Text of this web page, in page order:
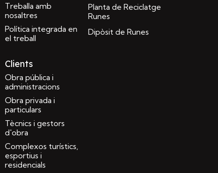
Treballa amb
nosaltres
Política integrada en
el treball
Planta de Reciclatge
Runes
Dipòsit de Runes
Clients
Obra pública i
administracions
Obra privada i
particulars
Tècnics i gestors
d'obra
Complexos turístics,
esportius i
residencials